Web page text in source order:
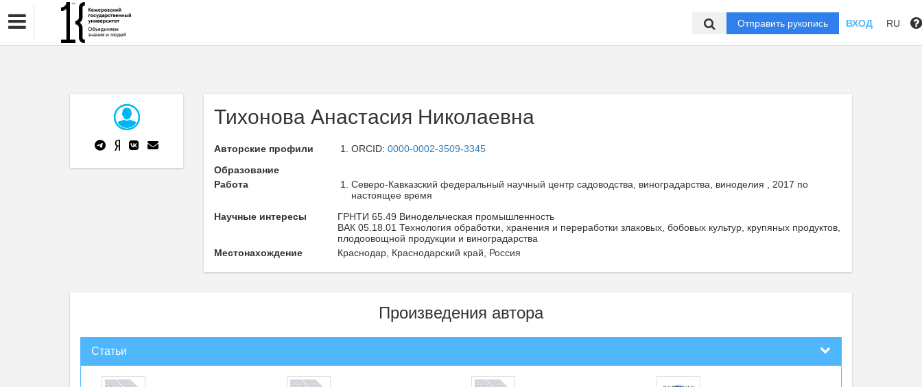
Отправить рукопись ВХОД RU
Тихонова Анастасия Николаевна
Авторские профили ORCID: 0000-0002-3509-3345
Образование
Работа
Северо-Кавказский федеральный научный центр садоводства, виноградарства, виноделия , 2017 по
настоящее время
Научные интересы
ГРНТИ 65.49 Винодельческая промышленность
ВАК 05.18.01 Технология обработки, хранения и переработки злаковых, бобовых культур, крупяных продуктов,
плодоовощной продукции и виноградарства
Местонахождение
Краснодар, Краснодарский край, Россия
Произведения автора
Статьи